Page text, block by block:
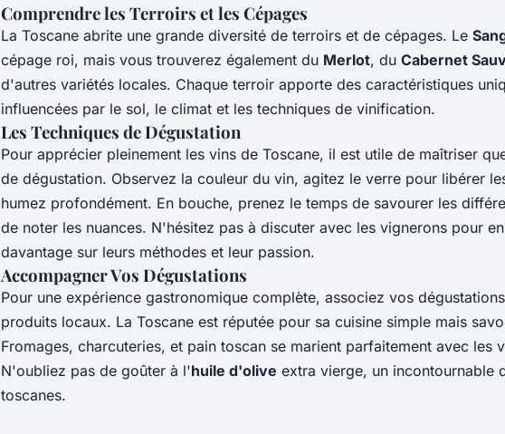
Comprendre les Terroirs et les Cépages
La Toscane abrite une grande diversité de terroirs et de cépages. Le
cépage roi, mais vous trouverez également du Merlot, du Cabernet
d'autres variétés locales. Chaque terroir apporte des caractéristiques
influencées par le sol, le climat et les techniques de vinification.
Les Techniques de Dégustation
Pour apprécier pleinement les vins de Toscane, il est utile de maîtriser
de dégustation. Observez la couleur du vin, agitez le verre pour libérer
humez profondément. En bouche, prenez le temps de savourer les
de noter les nuances. N'hésitez pas à discuter avec les vignerons pour
davantage sur leurs méthodes et leur passion.
Accompagner Vos Dégustations
Pour une expérience gastronomique complète, associez vos
produits locaux. La Toscane est réputée pour sa cuisine simple mais
Fromages, charcuteries, et pain toscan se marient parfaitement avec les
N'oubliez pas de goûter à l'huile d'olive extra vierge, un incontournable
toscanes.